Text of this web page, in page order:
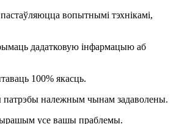
вопытнымі тэхнікамі,
дадатковую інфармацыю аб
100% якасць.
патрэбы належным чынам задаволены.
усе вашы праблемы.